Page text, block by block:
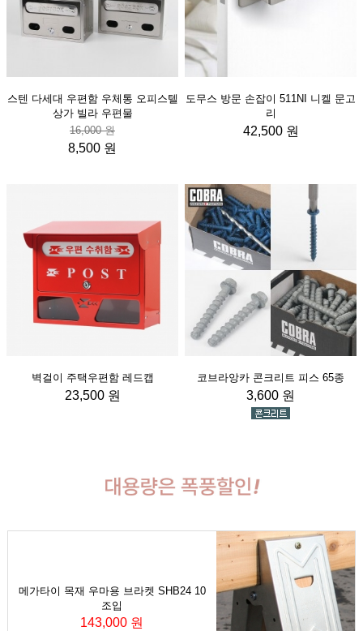
스텐 다세대 우편함 우체통 오피스텔
상가 빌라 우편물
16,000 원
8,500 원
도무스 방문 손잡이 511NI 니켈 문고
리
42,500 원
벽걸이 주택우편함 레드캡
23,500 원
코브라앙카 콘크리트 피스 65종
3,600 원
메가타이 목재 우마용 브라켓 SHB24 10
조입
143,000 원